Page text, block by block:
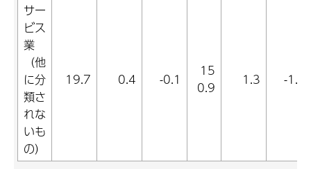
サー
ビス
業
（他
に分
類さ
れな
いも
の）
19.7 0.4 -0.1
15
0.9
1.3 -1.3